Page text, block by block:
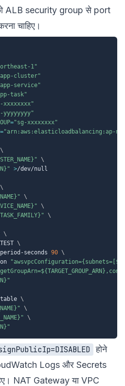
ALB security group से port
चाहिए।
1"
cluster"
service"
task"
xxxxxxxx"
yyyyyyyy"
="sg-xxxxxxxx"
="arn:aws:elasticloadbalancing:ap-
\
" \
" >/dev/null
\
" \
" \
" \
\
\
seconds
90 \
"awsvpcConfiguration={subnets=[
${TARGET_GROUP_ARN}
"
\
" \
" \
"
होने
Logs और Secrets
NAT Gateway या VPC